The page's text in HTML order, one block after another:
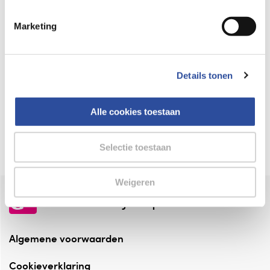
Marketing
Details tonen
Alle cookies toestaan
Selectie toestaan
Weigeren
⁠Verantwoorde zorg, ⁠ook online.
Altijd onze folder bij de hand
Check onze folders ⁠bij AlleFolders.
de vriendelijke specialist
Algemene voorwaarden
Cookieverklaring